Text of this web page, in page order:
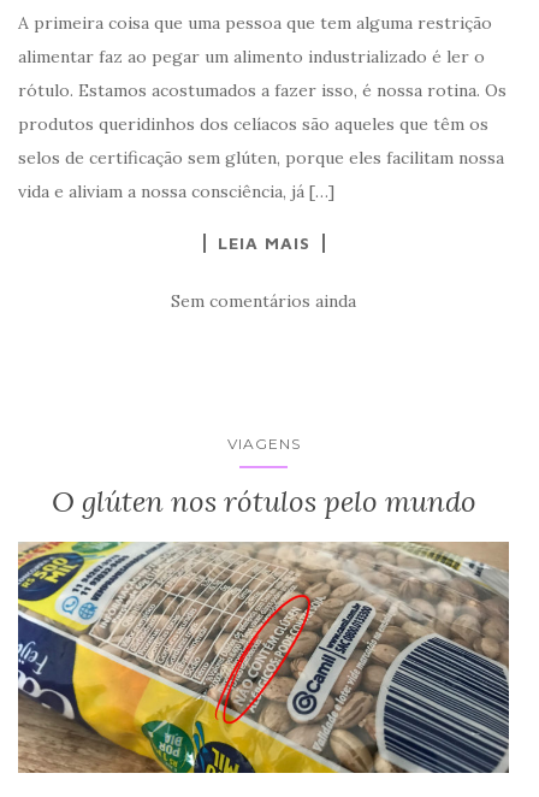
A primeira coisa que uma pessoa que tem alguma restrição
alimentar faz ao pegar um alimento industrializado é ler o
rótulo. Estamos acostumados a fazer isso, é nossa rotina. Os
produtos queridinhos dos celíacos são aqueles que têm os
selos de certificação sem glúten, porque eles facilitam nossa
vida e aliviam a nossa consciência, já […]
LEIA MAIS
Sem comentários ainda
VIAGENS
O glúten nos rótulos pelo mundo